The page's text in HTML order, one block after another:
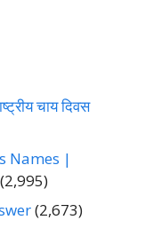
चाय दिवस
Names |
(2,995)
(2,673)